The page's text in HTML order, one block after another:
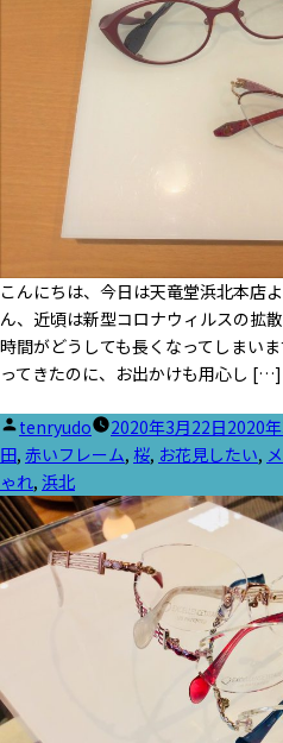
こんにちは、今日は天竜堂浜北本店
ん、近頃は新型コロナウィルスの拡
時間がどうしても長くなってしまい
ってきたのに、お出かけも用心し […]
投
稿
者:
tenryudo 2020年3月22日2020
田, 赤いフレーム, 桜, お花見したい,
ゃれ, 浜北